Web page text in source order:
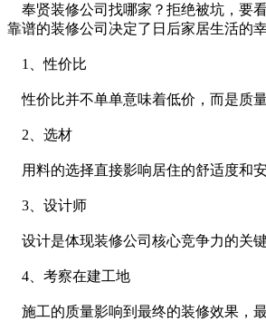
奉贤装修公司找哪家？拒绝被坑，要
靠谱的装修公司决定了日后家居生活的
1、性价比
性价比并不单单意味着低价，而是质
2、选材
用料的选择直接影响居住的舒适度和
3、设计师
设计是体现装修公司核心竞争力的关
4、考察在建工地
施工的质量影响到最终的装修效果，